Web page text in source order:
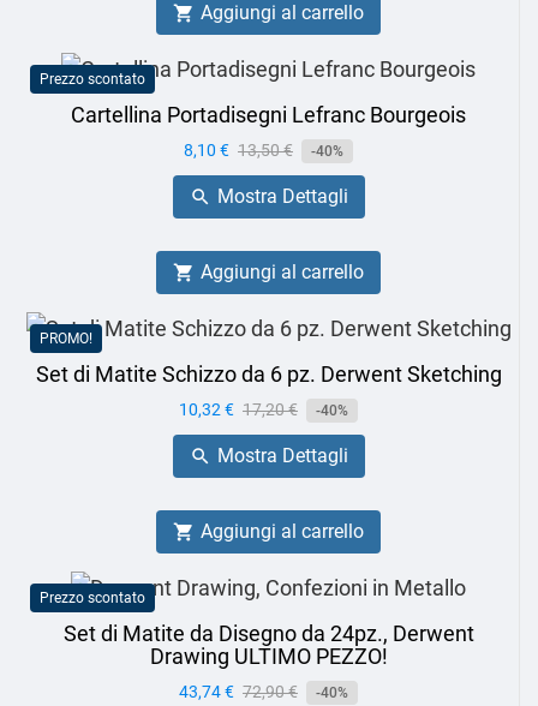
 Aggiungi al carrello
Prezzo scontato
Cartellina Portadisegni Lefranc Bourgeois
Prezzo
8,10 € Prezzo
base
13,50 € -40%
 Mostra Dettagli
 Aggiungi al carrello
PROMO!
Set di Matite Schizzo da 6 pz. Derwent Sketching
Prezzo
10,32 € Prezzo
base
17,20 € -40%
 Mostra Dettagli
 Aggiungi al carrello
Prezzo scontato
Set di Matite da Disegno da 24pz., Derwent
Drawing ULTIMO PEZZO!
Prezzo
43,74 € Prezzo
72,90 € -40%